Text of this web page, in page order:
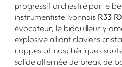
progressif orchestré par le
instrumentiste lyonnais R33
évocateur, le bidouilleur y
explosive alliant claviers
nappes atmosphériques
solide alternée de break de